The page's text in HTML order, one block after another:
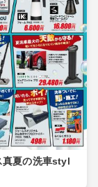
真夏の洗車styl